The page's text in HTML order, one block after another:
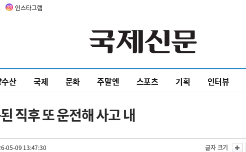
인스타그램
산 국제 문화 주말엔 스포츠 기획 인터뷰
직후 또 운전해 사고 내
05-09 13:47:30 글자 크기